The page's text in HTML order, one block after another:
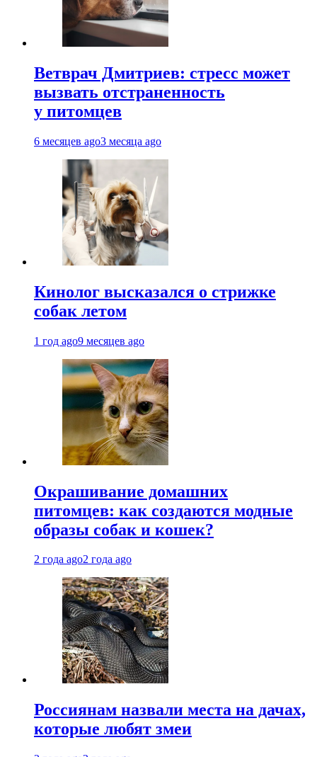
Ветврач Дмитриев: стресс может
вызвать отстраненность
у питомцев
6 месяцев ago3 месяца ago
Кинолог высказался о стрижке
собак летом
1 год ago9 месяцев ago
Окрашивание домашних
питомцев: как создаются модные
образы собак и кошек?
2 года ago2 года ago
Россиянам назвали места на дачах,
которые любят змеи